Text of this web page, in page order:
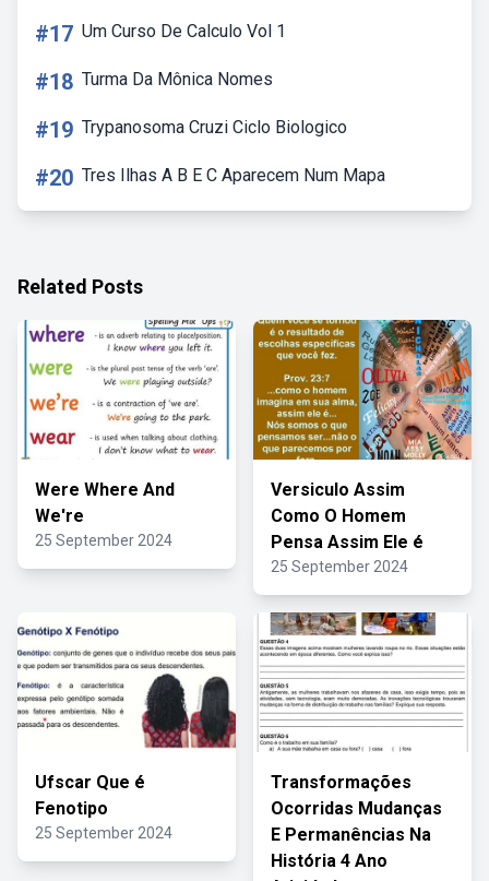
#17 Um Curso De Calculo Vol 1
#18 Turma Da Mônica Nomes
#19 Trypanosoma Cruzi Ciclo Biologico
#20 Tres Ilhas A B E C Aparecem Num Mapa
Related Posts
Were Where And
We're
25 September 2024
Versiculo Assim
Como O Homem
Pensa Assim Ele é
25 September 2024
Ufscar Que é
Fenotipo
25 September 2024
Transformações
Ocorridas Mudanças
E Permanências Na
História 4 Ano